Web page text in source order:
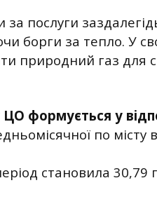
послуги
борги за тепло. У
природний газ для
формується у
по місту
становила 30,79